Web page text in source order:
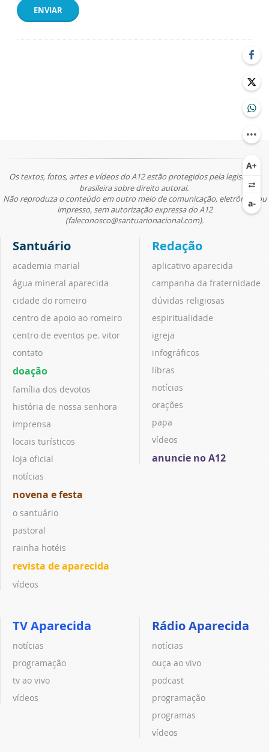
ENVIAR
Os textos, fotos, artes e vídeos do A12 estão protegidos pela legislação
brasileira sobre direito autoral.
Não reproduza o conteúdo em outro meio de comunicação, eletrônico ou
impresso, sem autorização expressa do A12
(faleconosco@santuarionacional.com).
Santuário
academia marial
água mineral aparecida
cidade do romeiro
centro de apoio ao romeiro
centro de eventos pe. vitor
contato
doação
família dos devotos
história de nossa senhora
imprensa
locais turísticos
loja oficial
notícias
novena e festa
o santuário
pastoral
rainha hotéis
revista de aparecida
vídeos
Redação
aplicativo aparecida
campanha da fraternidade
dúvidas religiosas
espiritualidade
igreja
infográficos
libras
notícias
orações
papa
vídeos
anuncie no A12
TV Aparecida
notícias
programação
tv ao vivo
vídeos
Rádio Aparecida
notícias
ouça ao vivo
podcast
programação
programas
vídeos